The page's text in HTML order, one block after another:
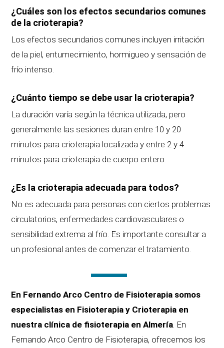
¿Cuáles son los efectos secundarios comunes
de la crioterapia?
Los efectos secundarios comunes incluyen irritación
de la piel, entumecimiento, hormigueo y sensación de
frío intenso.
¿Cuánto tiempo se debe usar la crioterapia?
La duración varía según la técnica utilizada, pero
generalmente las sesiones duran entre 10 y 20
minutos para crioterapia localizada y entre 2 y 4
minutos para crioterapia de cuerpo entero.
¿Es la crioterapia adecuada para todos?
No es adecuada para personas con ciertos problemas
circulatorios, enfermedades cardiovasculares o
sensibilidad extrema al frío. Es importante consultar a
un profesional antes de comenzar el tratamiento.
En Fernando Arco Centro de Fisioterapia somos
especialistas en Fisioterapia y Crioterapia en
nuestra clínica de fisioterapia en Almería. En
Fernando Arco Centro de Fisioterapia, ofrecemos los